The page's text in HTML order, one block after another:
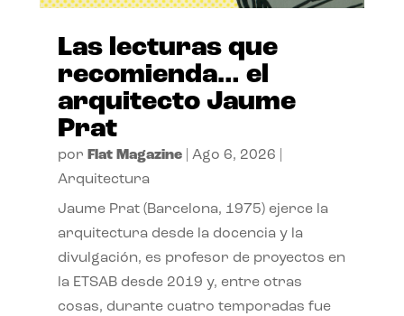
Las lecturas que
recomienda… el
arquitecto Jaume
Prat
por Flat Magazine| Ago 6, 2026
Arquitectura
Jaume Prat (Barcelona, 1975) ejerce la
arquitectura desde la docencia y la
divulgación, es profesor de proyectos en
la ETSAB desde 2019 y, entre otras
cosas, durante cuatro temporadas fue